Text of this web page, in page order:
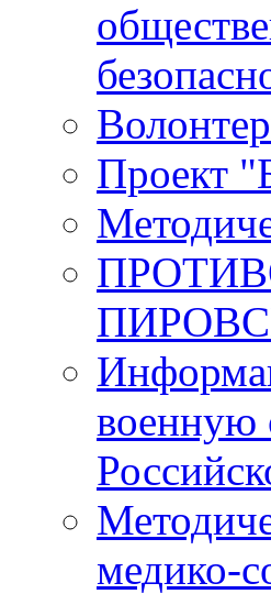
Проект
военную
медико-